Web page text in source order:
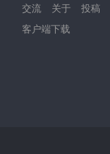
交流 关于
投稿
客户端下载